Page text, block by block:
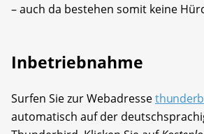
– auch da bestehen somit keine
Inbetriebnahme
Surfen Sie zur Webadresse
automatisch auf der